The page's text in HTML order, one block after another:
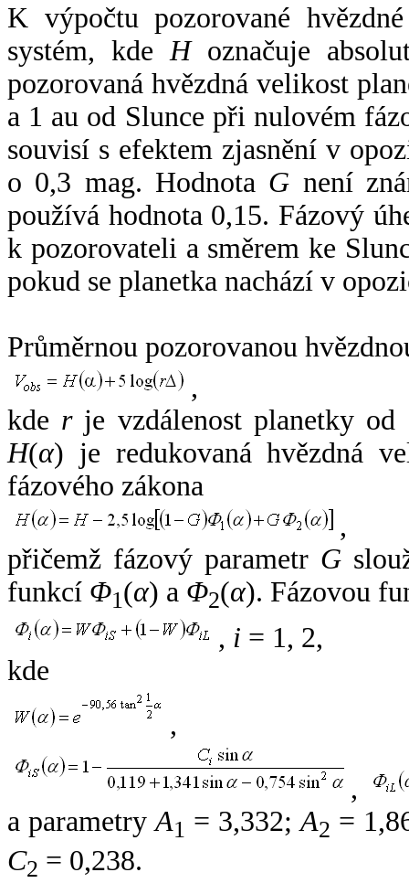
K výpočtu pozorované
systém, kde Hoznačuje
pozorovaná hvězdná velikost
a 1 au od Slunce při nulovém
souvisí s efektem zjasnění v
o 0,3 mag. Hodnota G není
používá hodnota 0,15. Fázový
k pozorovateli a směrem ke
pokud se planetka nachází v
Průměrnou pozorovanou
,
kde rje vzdálenost planetky od
H(α) je redukovaná hvězdná
fázového zákona
,
přičemž fázový parametr G
funkcí Φ1(α) a Φ2(α). Fázovou
, i = 1, 2,
kde
,
,
a parametryA1 = 3,332;A2 =
C2 = 0,238.